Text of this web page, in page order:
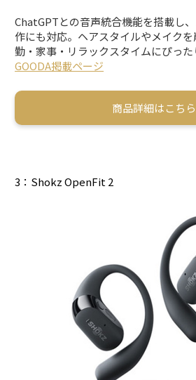
ChatGPTとの音声統合機能を搭載し
作にも対応。ヘアスタイルやメイク
勤・家事・リラックスタイムにぴった
GOODA掲載ページ
商品詳細はこちら
3：Shokz OpenFit 2